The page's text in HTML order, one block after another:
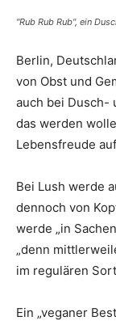
"Rub Rub Rub", ein
Berlin,
von Obst und
auch bei Dusch-
das werden
Lebensfreude
Bei Lush werde
dennoch von
werde „in
„denn
im regulären
Ein „veganer